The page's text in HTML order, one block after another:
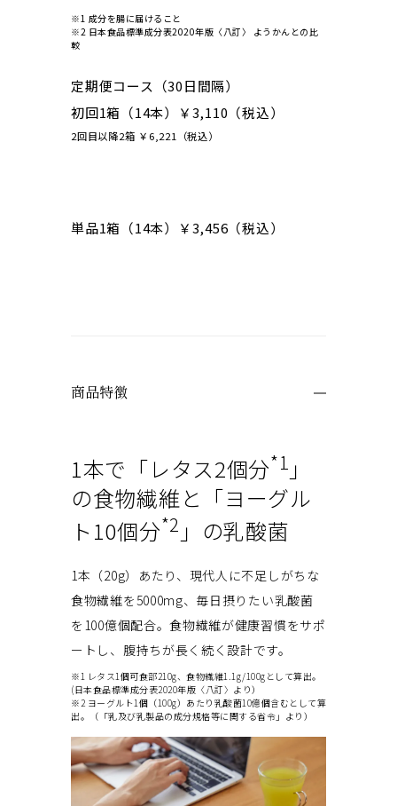
※1 成分を腸に届けること
※2 日本食品標準成分表2020年版〈八訂〉 ようかんとの比
較
定期便コース（30日間隔）
初回1箱（14本）￥3,110（税込）
2回目以降2箱 ￥6,221（税込）
単品1箱（14本）￥3,456（税込）
商品特徴
1本で「レタス2個分*1 」
の食物繊維と「ヨーグル
ト10個分*2 」の乳酸菌
1本（20g）あたり、現代人に不足しがちな
食物繊維を5000mg、毎日摂りたい乳酸菌
を100億個配合。食物繊維が健康習慣をサポ
ートし、腹持ちが長く続く設計です。
※1 レタス1個可食部210g、食物繊維1.1g/100gとして算出。
(日本食品標準成分表2020年版〈八訂〉より）
※2 ヨーグルト1個（100g）あたり乳酸菌10億個含むとして算
出。（「乳及び乳製品の成分規格等に関する省令」より）